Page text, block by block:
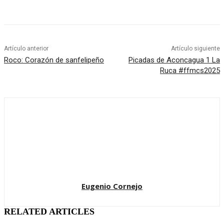
Artículo anterior
Roco: Corazón de sanfelipeño
Artículo siguiente
Picadas de Aconcagua 1 La
Ruca #ffmcs2025
Eugenio Cornejo
RELATED ARTICLES